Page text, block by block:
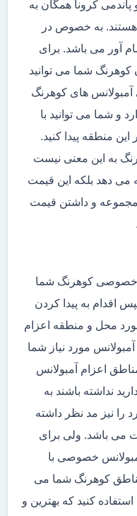
کرونا همگان به
هستند. به خصوص در
آور می باشد. برای
شما می توانید
آمبولانس های کوهرنگ
و شما می توانید با
منطقه پیدا کنید.
به این معنی نیست
می دهد بلکه این قیمت
و داشتن قیمت
خصوصی کوهرنگ شما
اقدام به پیدا کردن
محل و منطقه اعزام
مورد نیاز شما
اعزام آمبولانس
نداشته باشند به
را نیز مد نظر داشته
می باشد. ولی برای
خصوصی با
کوهرنگ شما می
کنید که بهترین و